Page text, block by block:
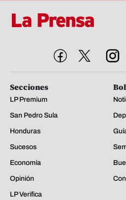
Secciones
LP Premium
San Pedro Sula
Honduras
Sucesos
Economía
Opinión
LP Verifica